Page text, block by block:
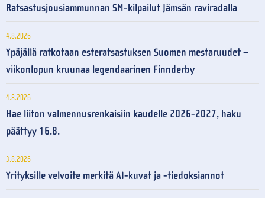
Ratsastusjousiammunnan SM-kilpailut Jämsän raviradalla
4.8.2026
Ypäjällä ratkotaan esteratsastuksen Suomen mestaruudet –
viikonlopun kruunaa legendaarinen Finnderby
4.8.2026
Hae liiton valmennusrenkaisiin kaudelle 2026-2027, haku
päättyy 16.8.
3.8.2026
Yrityksille velvoite merkitä AI-kuvat ja -tiedoksiannot